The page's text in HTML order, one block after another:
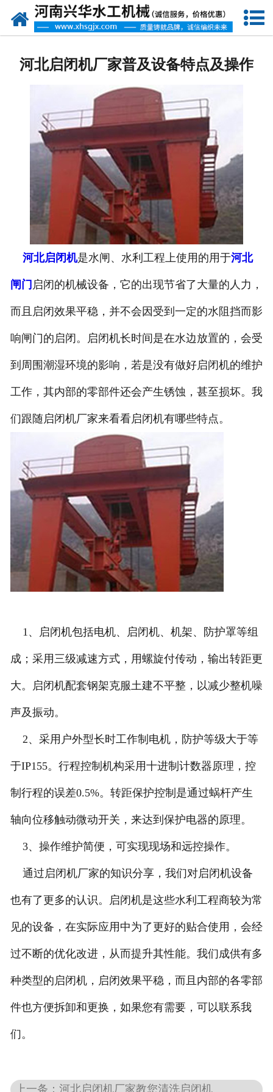
网站首页
新闻资讯
客户案例
资质荣誉
联系我们
河北启闭机厂家普及设备特点及操作
河北启闭机是水闸、水利工程上使用的用于河北
闸门 启闭的机械设备，它的出现节省了大量的人力，
而且启闭效果平稳，并不会因受到一定的水阻挡而影
响闸门的启闭。启闭机长时间是在水边放置的，会受
到周围潮湿环境的影响，若是没有做好启闭机的维护
工作，其内部的零部件还会产生锈蚀，甚至损坏。我
们跟随启闭机厂家来看看启闭机有哪些特点。
1、启闭机包括电机、启闭机、机架、防护罩等组
成；采用三级减速方式，用螺旋付传动，输出转距更
大。启闭机配套钢架克服土建不平整，以减少整机噪
声及振动。
2、采用户外型长时工作制电机，防护等级大于等
于IP155。行程控制机构采用十进制计数器原理，控
制行程的误差0.5%。转距保护控制是通过蜗杆产生
轴向位移触动微动开关，来达到保护电器的原理。
3、操作维护简便，可实现现场和远控操作。
通过启闭机厂家的知识分享，我们对启闭机设备
也有了更多的认识。启闭机是这些水利工程商较为常
见的设备，在实际应用中为了更好的贴合使用，会经
过不断的优化改进，从而提升其性能。我们成供有多
种类型的启闭机，启闭效果平稳，而且内部的各零部
件也方便拆卸和更换，如果您有需要，可以联系我
们。
上一条：河北启闭机厂家教您清洗启闭机